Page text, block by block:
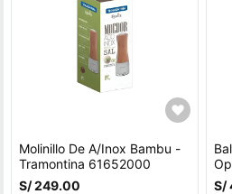
Molinillo De A/Inox Bambu -
Tramontina 61652000
S/ 249.00
S/